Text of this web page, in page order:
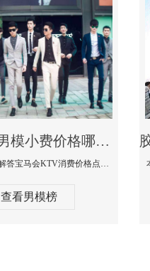
胶南KTV男模小费价格哪家便宜-宝马会KTV消费口碑点评
本文详细为你解答宝马会KTV消费价格点评，更多关于KTV男模小费价格哪家便宜免费咨询1333 867 6881微信同步！
查看男模榜